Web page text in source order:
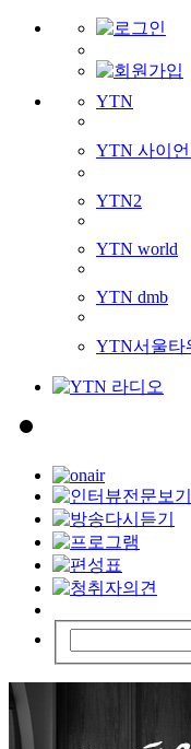
YTN
YTN 사이
YTN2
YTN world
YTN dmb
YTN서울타